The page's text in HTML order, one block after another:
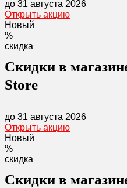
до 31 августа 2026
Открыть акцию
Новый
%
скидка
Скидки в
Store
до 31 августа 2026
Открыть акцию
Новый
%
скидка
Скидки в